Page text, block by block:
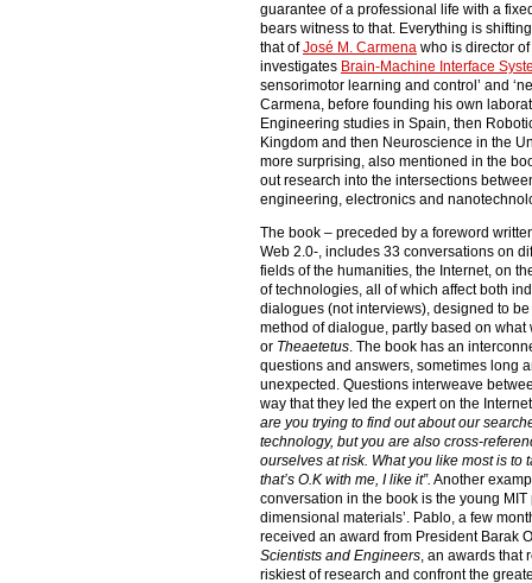
guarantee of a professional life with a
bears witness to that. Everything is
that ofJosé M. Carmena who is director
investigates Brain-Machine Interface
sensorimotor learning and control’ and
Carmena, before founding his own
Engineering studies in Spain, then
Kingdom and then Neuroscience in the
more surprising, also mentioned in the
out research into the intersections
engineering, electronics and
The book – preceded by a foreword
Web 2.0-, includes 33 conversations on
fields of the humanities, the Internet, on
of technologies, all of which affect both
dialogues (not interviews), designed to
method of dialogue, partly based on
or Theaetetus. The book has an
questions and answers, sometimes long
unexpected. Questions interweave
way that they led the expert on the
are you trying to find out about our
technology, but you are also cross-
ourselves at risk. What you like most is to
that’s O.K with me, I like it”. Another
conversation in the book is the young
dimensional materials’. Pablo, a few
received an award from President Barak
Scientists and Engineers, an awards that
riskiest of research and confront the